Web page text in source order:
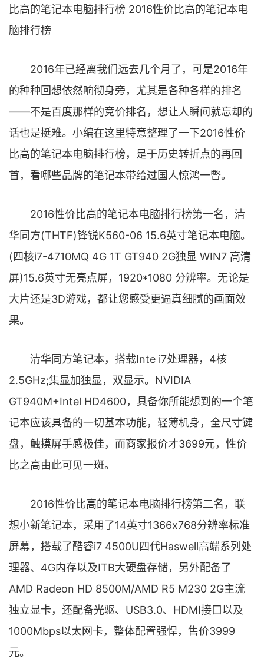
比高的笔记本电脑排行榜 2016性价比高的笔记本电
脑排行榜
2016年已经离我们远去几个月了，可是2016年
的种种回想依然响彻身旁，尤其是各种各样的排名
——不是百度那样的竞价排名，想让人瞬间就忘却的
话也是挺难。小编在这里特意整理了一下2016性价
比高的笔记本电脑排行榜，是于历史转折点的再回
首，看哪些品牌的笔记本带给过国人惊鸿一瞥。
2016性价比高的笔记本电脑排行榜第一名，清
华同方(THTF)锋锐K560-06 15.6英寸笔记本电脑。
(四核i7-4710MQ 4G 1T GT940 2G独显 WIN7 高清
屏)15.6英寸无亮点屏，1920*1080 分辨率。无论是
大片还是3D游戏，都让您感受更逼真细腻的画面效
果。
清华同方笔记本，搭载Inte i7处理器，4核
2.5GHz;集显加独显，双显示。NVIDIA
GT940M+Intel HD4600，具备你所能想到的一个笔
记本应该具备的一切基本功能，轻薄机身，全尺寸键
盘，触摸屏手感极佳，而商家报价才3699元，性价
比之高由此可见一斑。
2016性价比高的笔记本电脑排行榜第二名，联
想小新笔记本，采用了14英寸1366x768分辨率标准
屏幕，搭载了酷睿i7 4500U四代Haswell高端系列处
理器、4G内存以及ITB大硬盘存储，另外配备了
AMD Radeon HD 8500M/AMD R5 M230 2G主流
独立显卡，还配备光驱、USB3.0、HDMI接口以及
1000Mbps以太网卡，整体配置强悍，售价3999
元。